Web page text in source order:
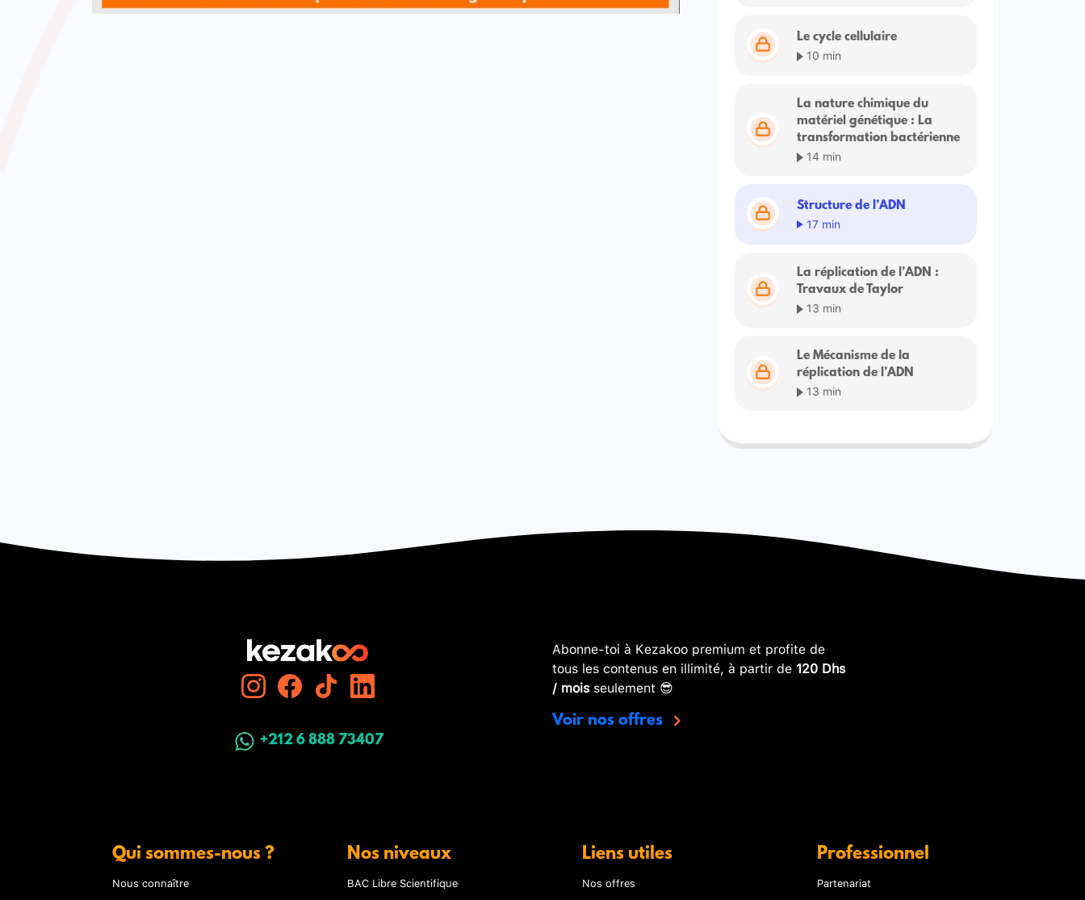
Le cycle cellulaire
10 min
La nature chimique du
matériel génétique : La
transformation bactérienne
14 min
Structure de l’ADN
17 min
La réplication de l’ADN :
Travaux de Taylor
13 min
Le Mécanisme de la
réplication de l’ADN
13 min
+212 6 888 73407
Abonne-toi à Kezakoo premium et profite de
tous les contenus en illimité, à partir de 120 Dhs
/ moisseulement 😎
Voir nos offres
Qui sommes-nous ?
Nous connaître
Nos niveaux
BAC Libre Scientifique
Liens utiles
Nos offres
Professionnel
Partenariat